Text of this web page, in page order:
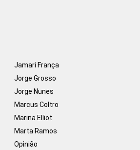
Jamari França
Jorge Grosso
Jorge Nunes
Marcus Coltro
Marina Elliot
Marta Ramos
Opinião